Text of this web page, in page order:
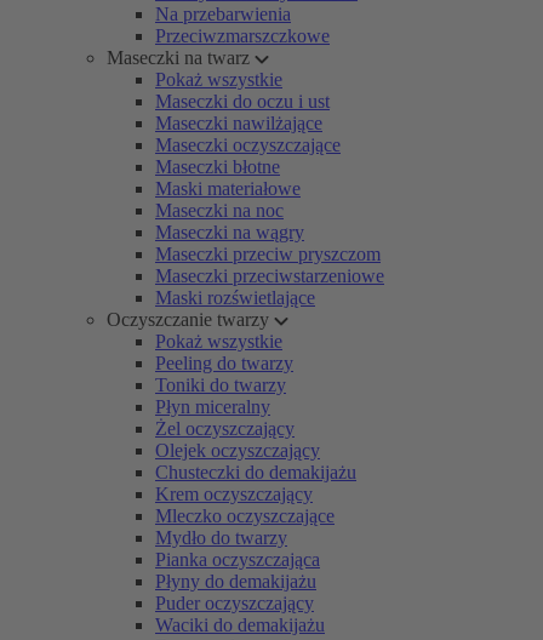
Na przebarwienia
Przeciwzmarszczkowe
Maseczki na twarz
Pokaż wszystkie
Maseczki do oczu i ust
Maseczki nawilżające
Maseczki oczyszczające
Maseczki błotne
Maski materiałowe
Maseczki na noc
Maseczki na wągry
Maseczki przeciw pryszczom
Maseczki przeciwstarzeniowe
Maski rozświetlające
Oczyszczanie twarzy
Pokaż wszystkie
Peeling do twarzy
Toniki do twarzy
Płyn miceralny
Żel oczyszczający
Olejek oczyszczający
Chusteczki do demakijażu
Krem oczyszczający
Mleczko oczyszczające
Mydło do twarzy
Pianka oczyszczająca
Płyny do demakijażu
Puder oczyszczający
Waciki do demakijażu